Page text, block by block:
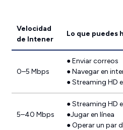
Velocidad
de Intener
Lo que puedes
0–5 Mbps
● Enviar correos
● Navegar en
● Streaming HD
5–40 Mbps
● Streaming HD
●Jugar en línea
● Operar un par